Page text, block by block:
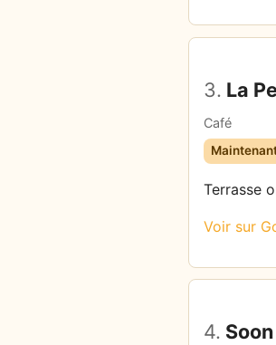
3. La
Café
Terrasse
Voir sur
4.